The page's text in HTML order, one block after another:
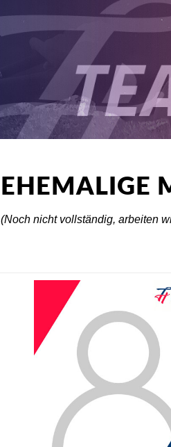
EHEMALIGE
(Noch nicht vollständig, arbeiten